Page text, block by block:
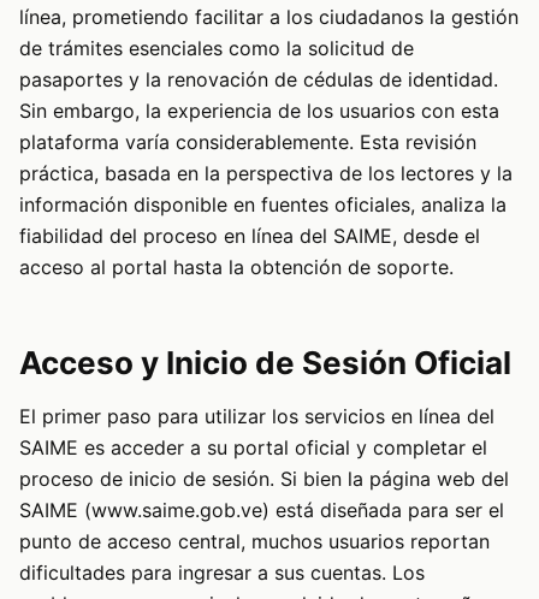
línea, prometiendo facilitar a los ciudadanos la gestión
de trámites esenciales como la solicitud de
pasaportes y la renovación de cédulas de identidad.
Sin embargo, la experiencia de los usuarios con esta
plataforma varía considerablemente. Esta revisión
práctica, basada en la perspectiva de los lectores y la
información disponible en fuentes oficiales, analiza la
fiabilidad del proceso en línea del SAIME, desde el
acceso al portal hasta la obtención de soporte.
Acceso y Inicio de Sesión Oficial
El primer paso para utilizar los servicios en línea del
SAIME es acceder a su portal oficial y completar el
proceso de inicio de sesión. Si bien la página web del
SAIME (www.saime.gob.ve) está diseñada para ser el
punto de acceso central, muchos usuarios reportan
dificultades para ingresar a sus cuentas. Los